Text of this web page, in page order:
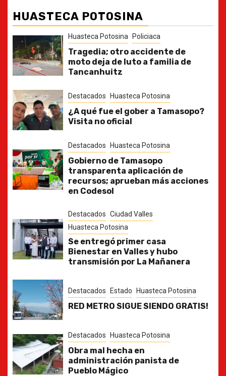
HUASTECA POTOSINA
Huasteca Potosina Policiaca
Tragedia; otro accidente de
moto deja de luto a familia de
Tancanhuitz
Destacados Huasteca Potosina
¿A qué fue el gober a Tamasopo?
Visita no oficial
Destacados Huasteca Potosina
Gobierno de Tamasopo
transparenta aplicación de
recursos; aprueban más acciones
en Codesol
Destacados Ciudad Valles
Huasteca Potosina
Se entregó primer casa
Bienestar en Valles y hubo
transmisión por La Mañanera
Destacados Estado Huasteca Potosina
RED METRO SIGUE SIENDO GRATIS!
Destacados Huasteca Potosina
Obra mal hecha en
administración panista de
Pueblo Mágico